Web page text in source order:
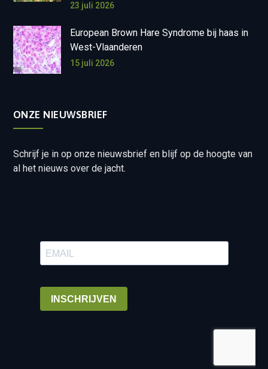
23 juli 2026
European Brown Hare Syndrome bij haas in
West-Vlaanderen
15 juli 2026
ONZE NIEUWSBRIEF
Schrijf je in op onze nieuwsbrief en blijf op de hoogte van
al het nieuws over de jacht.